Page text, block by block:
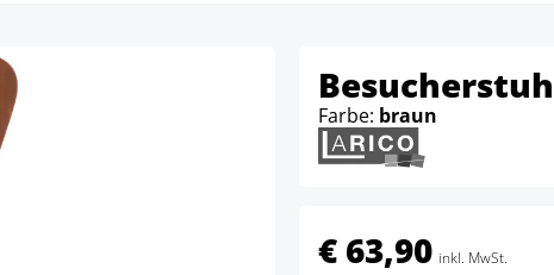
Farbe: braun
€ 63,90 inkl. MwSt.